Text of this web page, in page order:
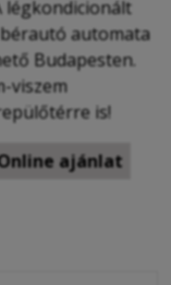
légkondicionált
automata
Budapesten.
viszem
is!
ajánlat